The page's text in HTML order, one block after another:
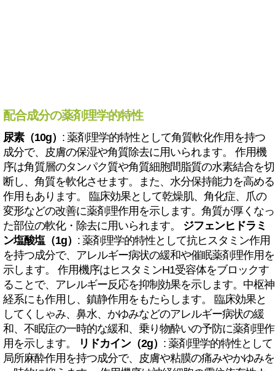
配合成分の薬剤理学的特性
尿素（10g） : 薬剤理学的特性として角質軟化作用を持つ
成分で、皮膚の保湿や角質除去に用いられます。 作用機
序は角質層のタンパク質や角質細胞間脂質の水素結合を切
断し、角質を軟化させます。また、水分保持能力を高める
作用もあります。 臨床効果として乾燥肌、角化症、爪の
変形などの改善に薬剤理作用を示します。角質が厚くなっ
た部位の軟化・除去に用いられます。 ジフェンヒドラミ
ン塩酸塩（1g） : 薬剤理学的特性として抗ヒスタミン作用
を持つ成分で、アレルギー病状の緩和や催眠薬剤理作用を
示します。 作用機序はヒスタミンH1受容体をブロックす
ることで、アレルギー反応を抑制効果を示します。中枢神
経系にも作用し、鎮静作用をもたらします。 臨床効果と
してくしゃみ、鼻水、かゆみなどのアレルギー病状の緩
和、不眠症の一時的な緩和、乗り物酔いの予防に薬剤理作
用を示します。
リドカイン（2g） : 薬剤理学的特性として
局所麻酔作用を持つ成分で、皮膚や粘膜の痛みやかゆみを